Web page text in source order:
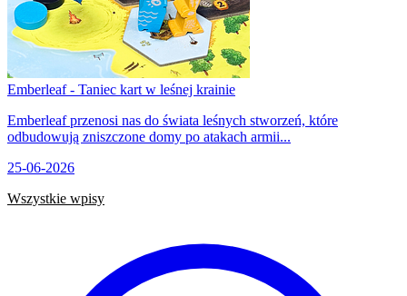
Emberleaf - Taniec kart w leśnej krainie
Emberleaf przenosi nas do świata leśnych stworzeń, które
odbudowują zniszczone domy po atakach armii...
25-06-2026
Wszystkie wpisy